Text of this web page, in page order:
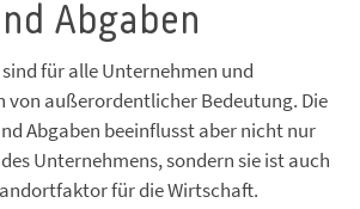
Abgaben
für alle Unternehmen und
von außerordentlicher Bedeutung. Die
Abgaben beeinflusst aber nicht nur
Unternehmens, sondern sie ist auch
für die Wirtschaft.